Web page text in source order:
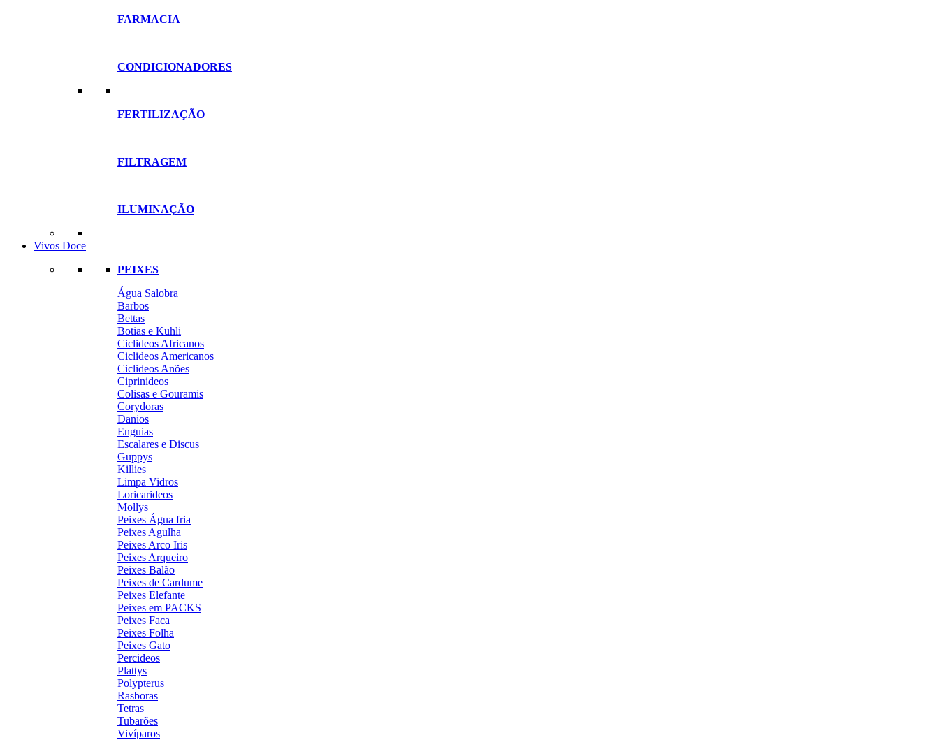
FARMACIA
CONDICIONADORES
FERTILIZAÇÃO
FILTRAGEM
ILUMINAÇÃO
Vivos Doce
PEIXES
Água Salobra
Barbos
Bettas
Botias e Kuhli
Ciclideos Africanos
Ciclideos Americanos
Ciclideos Anões
Ciprinideos
Colisas e Gouramis
Corydoras
Danios
Enguias
Escalares e Discus
Guppys
Killies
Limpa Vidros
Loricarideos
Mollys
Peixes Água fria
Peixes Agulha
Peixes Arco Iris
Peixes Arqueiro
Peixes Balão
Peixes de Cardume
Peixes Elefante
Peixes em PACKS
Peixes Faca
Peixes Folha
Peixes Gato
Percideos
Plattys
Polypterus
Rasboras
Tetras
Tubarões
Vivíparos